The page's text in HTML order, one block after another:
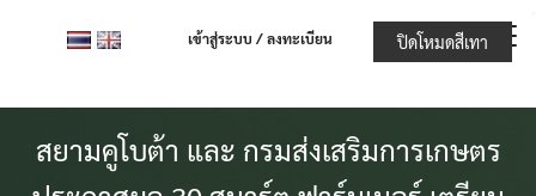
เข้าสู่ระบบ / ลงทะเบียน
สยามคูโบต้า และ กรมส่งเสริมการเกษตร
ปิดโหมดสีเทา